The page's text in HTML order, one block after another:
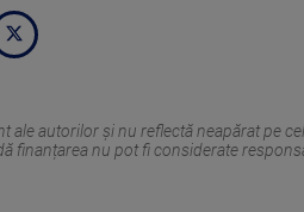
autorilor și nu reflectă neapărat pe
finanțarea nu pot fi considerate